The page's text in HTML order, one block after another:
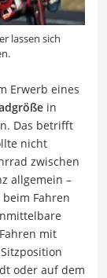
lassen sich
Erwerb eines
in
Das betrifft
nicht
zwischen
allgemein –
Fahren
mit
oder auf dem